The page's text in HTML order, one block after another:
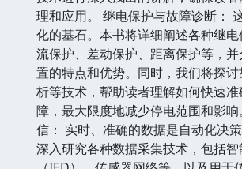
理和应用。 继电保护与故障诊断：
化的基石。本书将详细阐述各种继
流保护、差动保护、距离保护等，
置的特点和优势。同时，我们将探
析等技术，帮助读者理解如何快速
障，最大限度地减少停电范围和影
信： 实时、准确的数据是自动化决
深入研究各种数据采集技术，包括